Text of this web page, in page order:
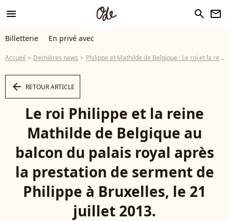
menu search newsletter
Billetterie En privé avec
Accueil Dernières news Philippe et Mathilde de Belgique : Le roi et la reine acclamés au balcon
arrow_left RETOUR ARTICLE
Le roi Philippe et la reine
Mathilde de Belgique au
balcon du palais royal après
la prestation de serment de
Philippe à Bruxelles, le 21
juillet 2013.